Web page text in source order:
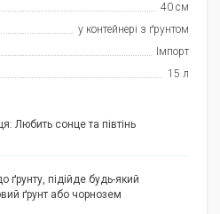
40 см
у контейнері з ґрунтом
Імпорт
15 л
Любить сонце та півтінь
ґрунту, підійде будь-який
ґрунт або чорнозем